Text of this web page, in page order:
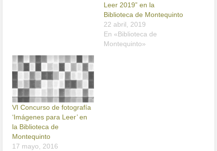
Leer 2019” en la
Biblioteca de Montequinto
22 abril, 2019
En «Biblioteca de
Montequinto»
VI Concurso de fotografía
‘Imágenes para Leer’ en
la Biblioteca de
Montequinto
17 mayo, 2016